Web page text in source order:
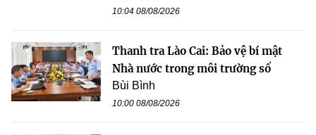
10:04 08/08/2026
Thanh tra Lào Cai: Bảo vệ bí mật
Nhà nước trong môi trường số
Bùi Bình
10:00 08/08/2026